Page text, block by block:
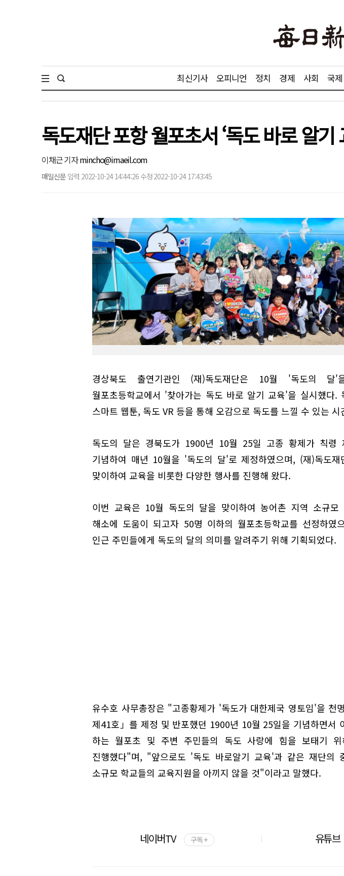
최신기사 오피니언 정치 경제 사회 국제
독도재단 포항 월포초서 ‘독도 바로 알기
이채근 기자mincho@imaeil.com
매일신문 입력 2022-10-24 14:44:26 수정 2022-10-24 17:43:45
경상북도 출연기관인 (재)독도재단은 10월 '독도의
월포초등학교에서 '찾아가는 독도 바로 알기 교육'을 실시했다.
스마트 웹툰, 독도 VR 등을 통해 오감으로 독도를 느낄 수 있는 시
독도의 달은 경북도가 1900년 10월 25일 고종 황제가 칙령
기념하여 매년 10월을 '독도의 달'로 제정하였으며, (재)독도
맞이하여 교육을 비롯한 다양한 행사를 진행해 왔다.
이번 교육은 10월 독도의 달을 맞이하여 농어촌 지역 소규모
해소에 도움이 되고자 50명 이하의 월포초등학교를 선정하였
인근 주민들에게 독도의 달의 의미를 알려주기 위해 기획되었다.
유수호 사무총장은 "고종황제가 '독도가 대한제국 영토임'을 천
제41호」를 제정 및 반포했던 1900년 10월 25일을 기념하면서
하는 월포초 및 주변 주민들의 독도 사랑에 힘을 보태기 위
진행했다"며, "앞으로도 '독도 바로알기 교육'과 같은 재단의
소규모 학교들의 교육지원을 아끼지 않을 것"이라고 말했다.
네이버TV 구독 + 유튜브